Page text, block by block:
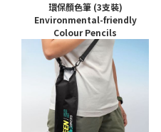
環保顏色筆 (3支裝)
Environmental-friendly
Colour Pencils